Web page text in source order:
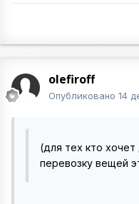
olefiroff
Опубликовано 14
(для тех кто
перевозку вещей